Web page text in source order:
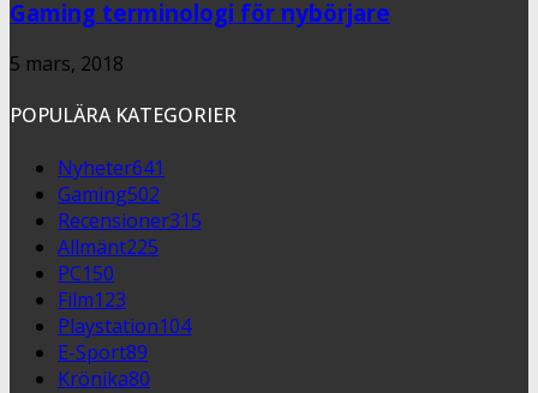
Gaming terminologi för nybörjare
5 mars, 2018
POPULÄRA KATEGORIER
Nyheter641
Gaming502
Recensioner315
Allmänt225
PC150
Film123
Playstation104
E-Sport89
Krönika80